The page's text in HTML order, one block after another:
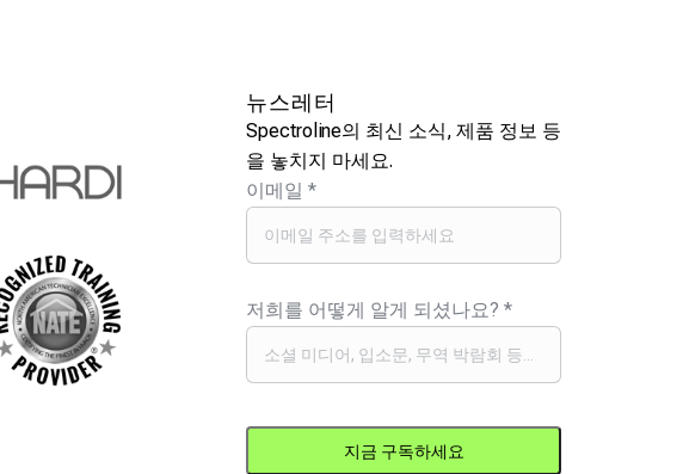
뉴스레터
Spectroline의 최신 소식, 제품 정보 등
을 놓치지 마세요.
이메일*
저희를 어떻게 알게 되셨나요?*